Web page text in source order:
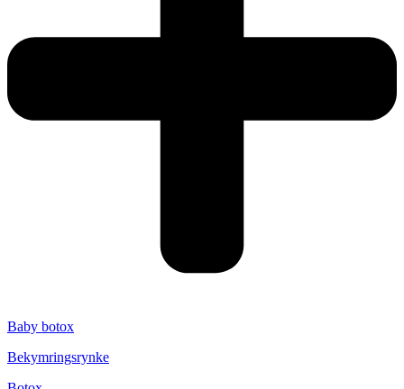
Baby botox
Bekymringsrynke